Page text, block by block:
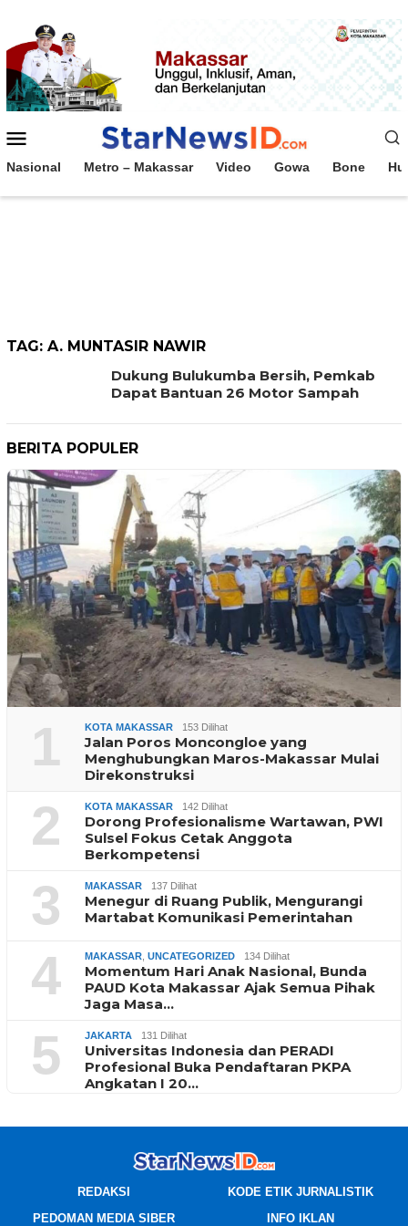
konten
Mobile
Nasional Metro – Makassar Video Gowa Bone
TAG: A. MUNTASIR NAWIR
Dukung Bulukumba Bersih, Pemkab
Dapat Bantuan 26 Motor Sampah
BERITA POPULER
1 KOTA MAKASSAR 153 Dilihat
Jalan Poros Moncongloe yang
Menghubungkan Maros-Makassar Mulai
Direkonstruksi
2 KOTA MAKASSAR 142 Dilihat
Dorong Profesionalisme Wartawan, PWI
Sulsel Fokus Cetak Anggota
Berkompetensi
3 MAKASSAR 137 Dilihat
Menegur di Ruang Publik, Mengurangi
Martabat Komunikasi Pemerintahan
4 MAKASSAR UNCATEGORIZED 134 Dilihat
Momentum Hari Anak Nasional, Bunda
PAUD Kota Makassar Ajak Semua Pihak
Jaga Masa…
5 JAKARTA 131 Dilihat
Universitas Indonesia dan PERADI
Profesional Buka Pendaftaran PKPA
Angkatan I 20…
REDAKSI
KODE ETIK JURNALISTIK
PEDOMAN MEDIA SIBER
INFO IKLAN